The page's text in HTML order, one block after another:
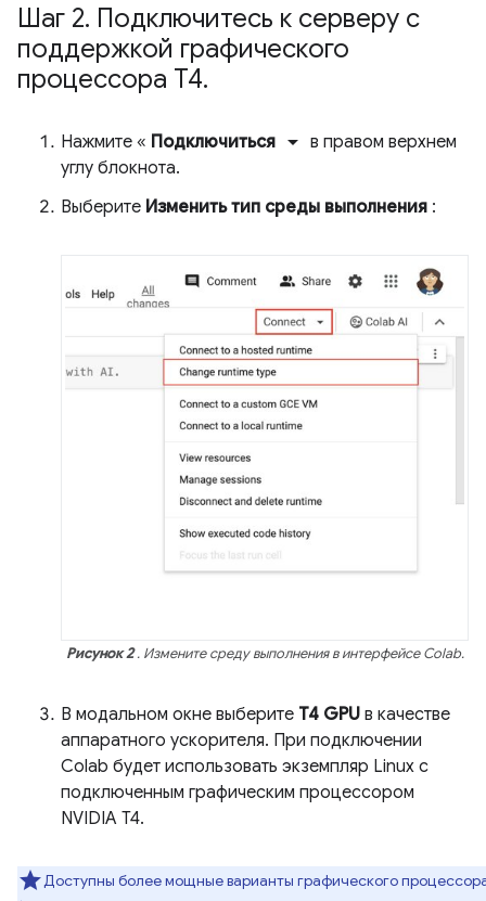
Шаг 2. Подключитесь к серверу с
поддержкой графического
процессора T4.
Нажмите « Подключиться arrow_drop_down в правом верхнем
углу блокнота.
Выберите Изменить тип среды выполнения :
Рисунок 2. Измените среду выполнения в интерфейсе Colab.
В модальном окне выберите T4 GPU в качестве
аппаратного ускорителя. При подключении
Colab будет использовать экземпляр Linux с
подключенным графическим процессором
NVIDIA T4.
Доступны более мощные варианты графического